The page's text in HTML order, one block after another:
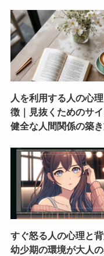
人を利用する人の心
徴｜見抜くためのサ
健全な人間関係の築
すぐ怒る人の心理と
幼少期の環境が大人